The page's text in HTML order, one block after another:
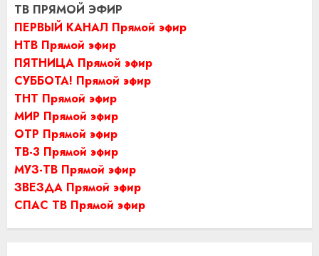
ТВ ПРЯМОЙ ЭФИР
ПЕРВЫЙ КАНАЛ Прямой эфир
НТВ Прямой эфир
ПЯТНИЦА Прямой эфир
СУББОТА! Прямой эфир
ТНТ Прямой эфир
МИР Прямой эфир
ОТР Прямой эфир
ТВ-3 Прямой эфир
МУЗ-ТВ Прямой эфир
ЗВЕЗДА Прямой эфир
СПАС ТВ Прямой эфир